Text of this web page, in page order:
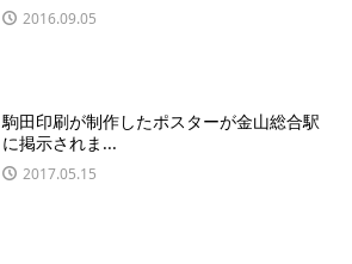
2016.09.05
駒田印刷が制作したポスターが金山総合駅
に掲示されま...
2017.05.15